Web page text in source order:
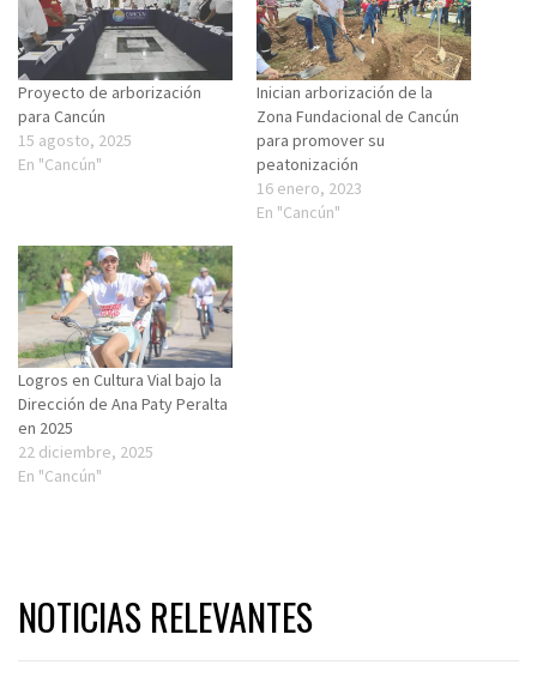
Proyecto de arborización
para Cancún
15 agosto, 2025
En "Cancún"
Inician arborización de la
Zona Fundacional de Cancún
para promover su
peatonización
16 enero, 2023
En "Cancún"
Logros en Cultura Vial bajo la
Dirección de Ana Paty Peralta
en 2025
22 diciembre, 2025
En "Cancún"
NOTICIAS RELEVANTES